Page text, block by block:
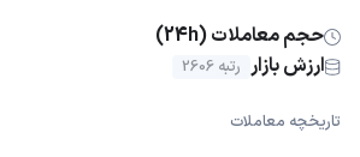
حجم معاملات (24h)
ارزش بازار رتبه 2606
تاریخچه معاملات